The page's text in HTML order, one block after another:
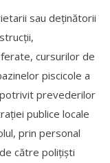
sau deținătorii
cursurilor de
piscicole a
potrivit prevederilor
publice locale
prin personal
către polițiști